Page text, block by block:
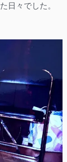
日々でした。